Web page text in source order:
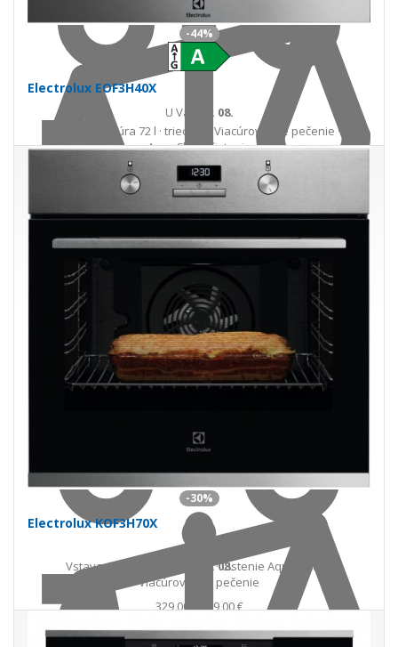
U Vás 11. 08.
Do košíka
-44%
Electrolux EOF3H40X
Vstavaná rúra 72 l · trieda A · Viacúrovňové pečenie ·
AquaClean čistenie
230,00 €411,00 €
Ušetríte 181,00 €s DPH · doprava zdarma
11. 08.
-30%
Electrolux KOF3H70X
Vstavaná rúra 72 l · trieda A · Čistenie AquaClean ·
Viacúrovňové pečenie
329,00 €469,00 €
do 5 prac. dní